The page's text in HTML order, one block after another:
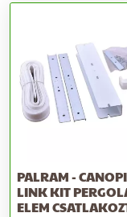
PALRAM -
LINK KIT
ELEM